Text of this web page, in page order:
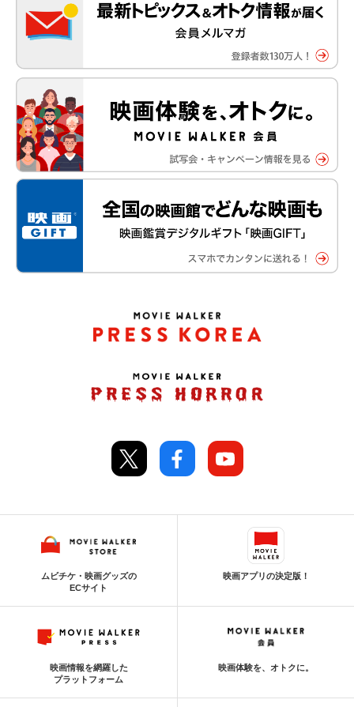
ムビチケ・映画グッズの
ECサイト
映画アプリの決定版！
映画情報を網羅した
プラットフォーム
映画体験を、オトクに。